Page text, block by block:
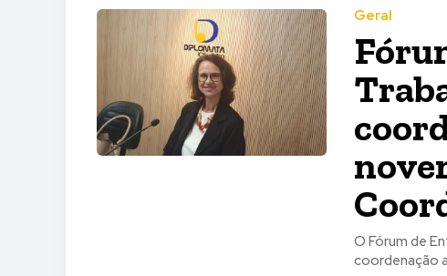
Geral
O Fórum de
coordenação